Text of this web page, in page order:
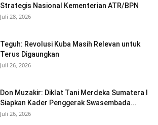
Strategis Nasional Kementerian ATR/BPN
Juli 28, 2026
Teguh: Revolusi Kuba Masih Relevan untuk
Terus Digaungkan
Juli 26, 2026
Don Muzakir: Diklat Tani Merdeka Sumatera I
Siapkan Kader Penggerak Swasembada...
Juli 26, 2026